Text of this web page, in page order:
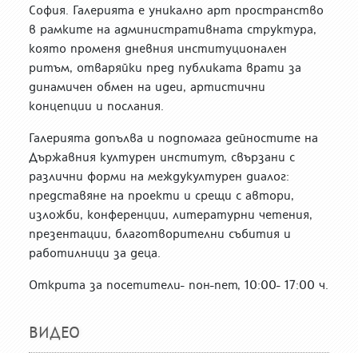
София. Галерията е уникално арт пространство
в рамките на административната структура,
която променя дневния институционален
ритъм, отваряйки пред публиката врати за
динамичен обмен на идеи, артистични
концепции и послания.
Галерията допълва и подпомага дейностите на
Държавния културен институт, свързани с
различни форми на междукултурен диалог:
представяне на проекти и срещи с автори,
изложби, конференции, литературни четения,
презентации, благотворителни събития и
работилници за деца.
Открита за посетители- пон-пет, 10:00- 17:00 ч.
ВИДЕО